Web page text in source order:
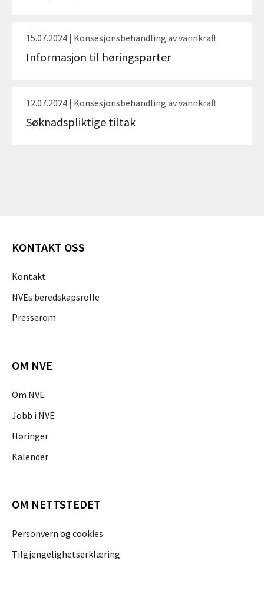
15.07.2024 | Konsesjonsbehandling av vannkraft
Informasjon til høringsparter
12.07.2024 | Konsesjonsbehandling av vannkraft
Søknadspliktige tiltak
KONTAKT OSS
Kontakt
NVEs beredskapsrolle
Presserom
OM NVE
Om NVE
Jobb i NVE
Høringer
Kalender
OM NETTSTEDET
Personvern og cookies
Tilgjengelighetserklæring